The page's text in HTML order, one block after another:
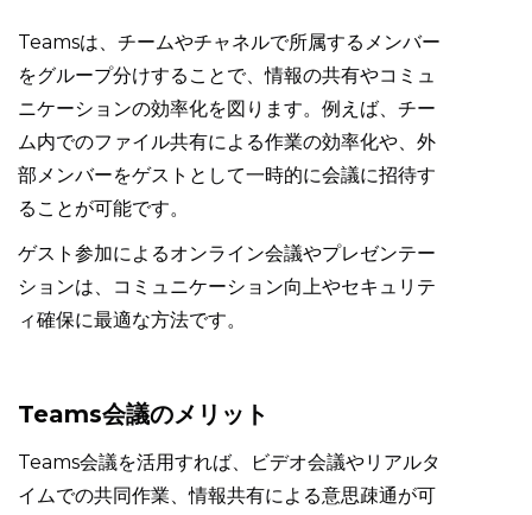
Teamsは、チームやチャネルで所属するメンバー
をグループ分けすることで、情報の共有やコミュ
ニケーションの効率化を図ります。例えば、チー
ム内でのファイル共有による作業の効率化や、外
部メンバーをゲストとして一時的に会議に招待す
ることが可能です。
ゲスト参加によるオンライン会議やプレゼンテー
ションは、コミュニケーション向上やセキュリテ
ィ確保に最適な方法です。
Teams会議のメリット
Teams会議を活用すれば、ビデオ会議やリアルタ
イムでの共同作業、情報共有による意思疎通が可